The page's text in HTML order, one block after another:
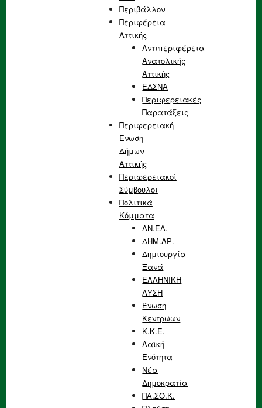
Περιβάλλον
Περιφέρεια
Αττικής
Αντιπεριφέρεια
Ανατολικής
Αττικής
ΕΔΣΝΑ
Περιφερειακές
Παρατάξεις
Περιφερειακή
Ένωση
Δήμων
Αττικής
Περιφερειακοί
Σύμβουλοι
Πολιτικά
Κόμματα
ΑΝ.ΕΛ.
ΔΗΜ.ΑΡ.
Δημιουργία
Ξανά
ΕΛΛΗΝΙΚΗ
ΛΥΣΗ
Ένωση
Κεντρώων
Κ.Κ.Ε.
Λαϊκή
Ενότητα
Νέα
Δημοκρατία
ΠΑ.ΣΟ.Κ.